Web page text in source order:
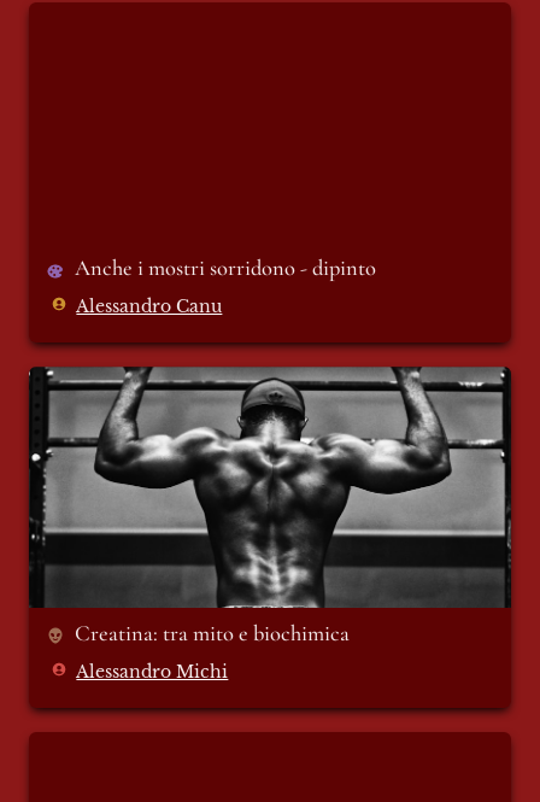
Anche i mostri sorridono - dipinto
Anche i mostri sorridono - dipinto
Alessandro Canu
Creatina: tra mito e biochimica
Creatina: tra mito e biochimica
Alessandro Michi